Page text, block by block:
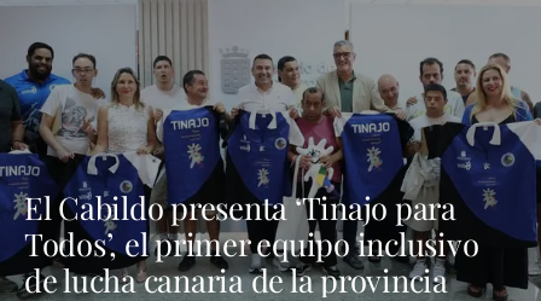
El Cabildo presenta ‘Tinajo para
Todos’, el primer equipo inclusivo
de lucha canaria de la provincia